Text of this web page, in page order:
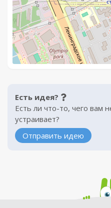
Есть идея?
Есть ли что-то, чего вам
устраивает?
Отправить идею